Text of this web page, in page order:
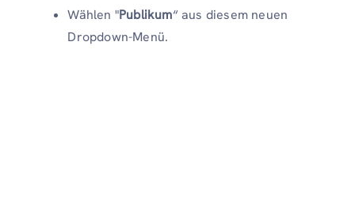
Wählen "Publikum“ aus diesem neuen
Dropdown-Menü.